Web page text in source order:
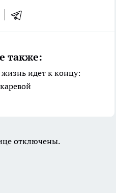
также:
жизнь идет к концу:
отключены.